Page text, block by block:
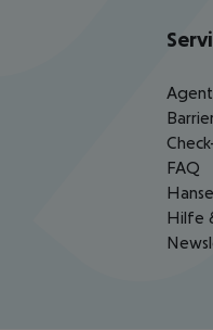
FAQ
Hilfe